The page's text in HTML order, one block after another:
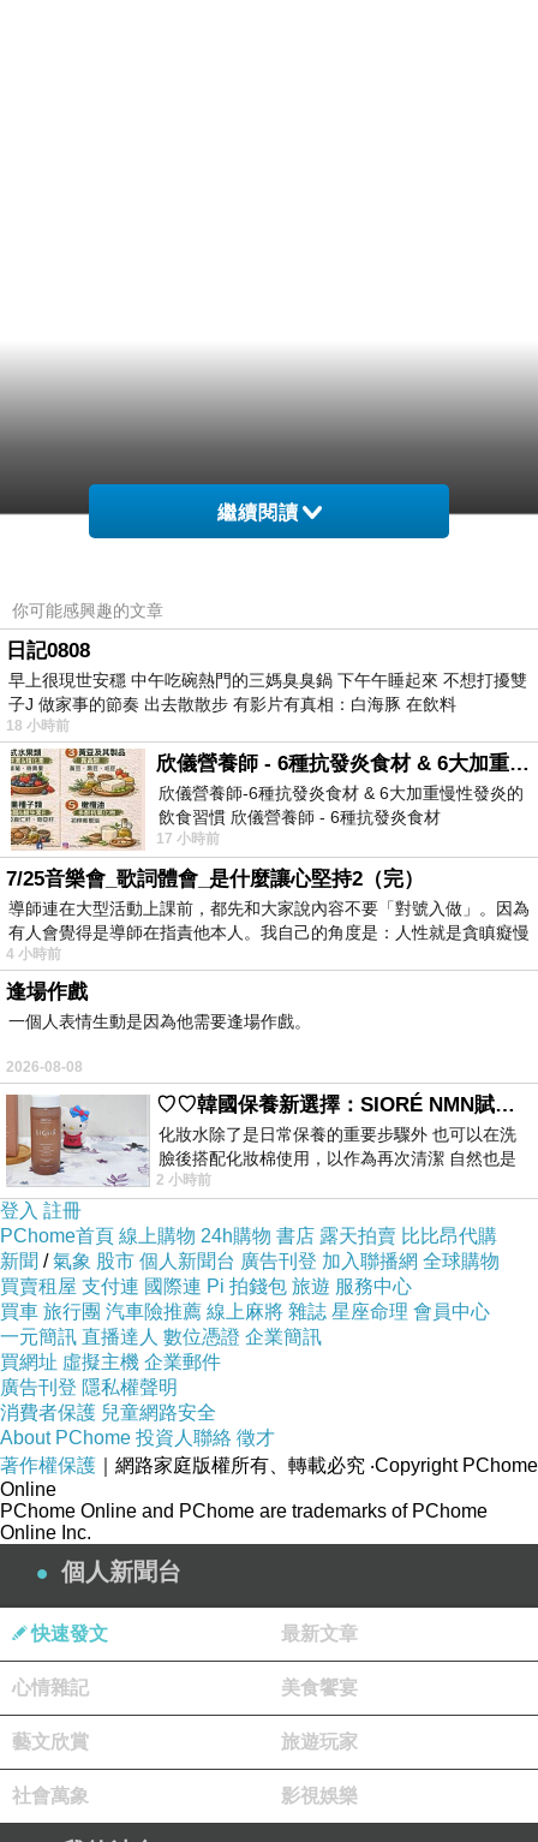
繼續閱讀
你可能感興趣的文章
日記0808
早上很現世安穩 中午吃碗熱門的三媽臭臭鍋 下午午睡起來 不想打擾雙
子J 做家事的節奏 出去散散步 有影片有真相：白海豚 在飲料
18 小時前
欣儀營養師 - 6種抗發炎食材 & 6大加重慢性發炎的飲食習慣
欣儀營養師-6種抗發炎食材 & 6大加重慢性發炎的
飲食習慣 欣儀營養師 - 6種抗發炎食材
https://www.facebook.com/photo/?fbid=147
17 小時前
7/25音樂會_歌詞體會_是什麼讓心堅持2（完）
導師連在大型活動上課前，都先和大家說內容不要「對號入做」。因為
有人會覺得是導師在指責他本人。我自己的角度是：人性就是貪瞋癡慢
4 小時前
逢場作戲
一個人表情生動是因為他需要逢場作戲。
2026-08-08
♡♡韓國保養新選擇：SIORÉ NMN賦活泡泡化妝水♡♡
化妝水除了是日常保養的重要步驟外 也可以在洗
臉後搭配化妝棉使用，以作為再次清潔 自然也是
我的保養必備品項 不過，我對於化妝
2 小時前
登入 註冊
PChome首頁 線上購物 24h購物 書店 露天拍賣 比比昂代購
新聞 /氣象 股市 個人新聞台 廣告刊登 加入聯播網 全球購物
買賣租屋 支付連 國際連 Pi 拍錢包 旅遊 服務中心
買車 旅行團 汽車險推薦 線上麻將 雜誌 星座命理 會員中心
一元簡訊 直播達人 數位憑證 企業簡訊
買網址 虛擬主機 企業郵件
廣告刊登 隱私權聲明
消費者保護 兒童網路安全
About PChome 投資人聯絡 徵才
著作權保護 ｜網路家庭版權所有、轉載必究 ‧Copyright PChome
Online
PChome Online and PChome are trademarks of PChome
Online Inc.
個人新聞台
快速發文 最新文章
心情雜記 美食饗宴
藝文欣賞 旅遊玩家
社會萬象 影視娛樂